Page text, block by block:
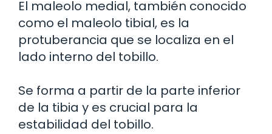
El maleolo medial, también conocido
como el maleolo tibial, es la
protuberancia que se localiza en el
lado interno del tobillo.
Se forma a partir de la parte inferior
de la tibia y es crucial para la
estabilidad del tobillo.